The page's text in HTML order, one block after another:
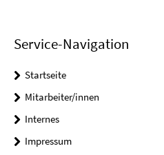
Service-Navigation
Startseite
Mitarbeiter/innen
Internes
Impressum